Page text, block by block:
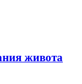
живота